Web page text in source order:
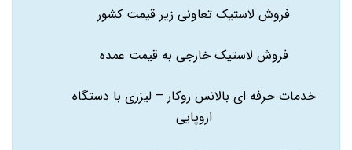
فروش لاستیک تعاونی زیر قیمت کشور
فروش لاستیک خارجی به قیمت عمده
خدمات حرفه ای بالانس روکار – لیزری با دستگاه
اروپایی